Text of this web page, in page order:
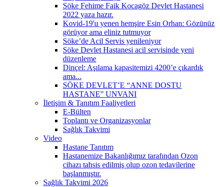
Söke Fehime Faik Kocagöz Devlet Hastanesi
2022 yaza hazır.
Kovid-19'u yenen hemşire Esin Orhan: Gözünüz
görüyor ama eliniz tutmuyor
Söke’de Acil Servis yenileniyor
Söke Devlet Hastanesi acil servisinde yeni
düzenleme
Dinçel: Aşılama kapasitemizi 4200’e çıkardık
ama...
SÖKE DEVLET’E “ANNE DOSTU
HASTANE” UNVANI
İletişim & Tanıtım Faaliyetleri
E-Bülten
Toplantı ve Organizasyonlar
Sağlık Takvimi
Video
Hastane Tanıtım
Hastanemize Bakanlığımız tarafından Ozon
cihazı tahsis edilmiş olup ozon tedavilerine
başlanmıştır.
Sağlık Takvimi 2026